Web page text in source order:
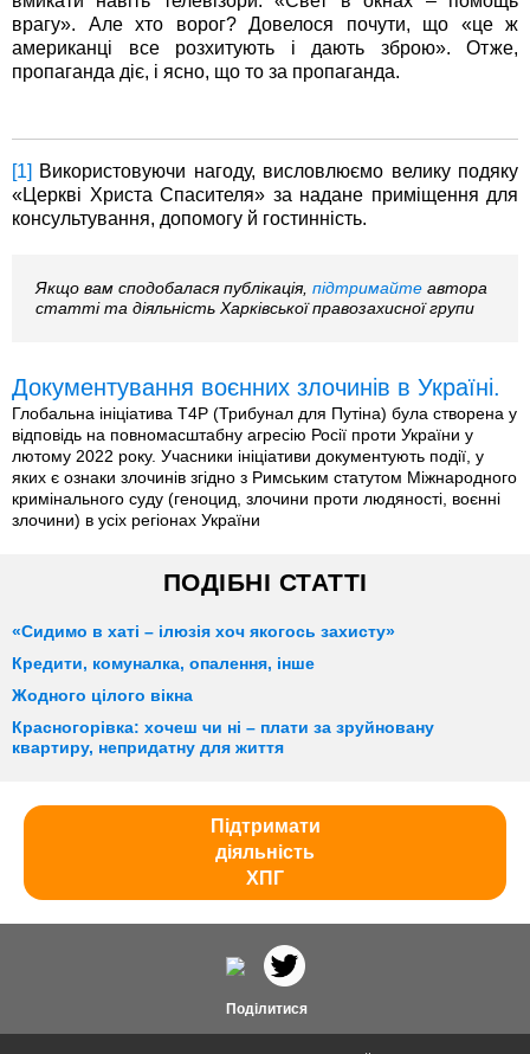
врагу». Але хто ворог? Довелося почути, що «це ж
американці все розхитують і дають зброю». Отже,
пропаганда діє, і ясно, що то за пропаганда.
[1] Використовуючи нагоду, висловлюємо велику подяку
«Церкві Христа Спасителя» за надане приміщення для
консультування, допомогу й гостинність.
Якщо вам сподобалася публікація, підтримайте автора
статті та діяльність Харківської правозахисної групи
Документування воєнних злочинів в Україні.
Глобальна ініціатива T4P (Трибунал для Путіна) була створена у
відповідь на повномасштабну агресію Росії проти України у
лютому 2022 року. Учасники ініціативи документують події, у
яких є ознаки злочинів згідно з Римським статутом Міжнародного
кримінального суду (геноцид, злочини проти людяності, воєнні
злочини) в усіх регіонах України
ПОДІБНІ СТАТТІ
«Сидимо в хаті – ілюзія хоч якогось захисту»
Кредити, комуналка, опалення, інше
Жодного цілого вікна
Красногорівка: хочеш чи ні – плати за зруйновану
квартиру, непридатну для життя
Підтримати
діяльність
ХПГ
Поділитися